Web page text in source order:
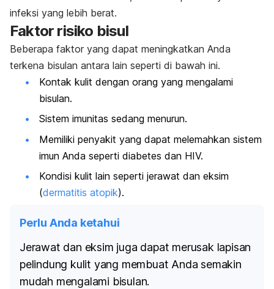
infeksi yang lebih berat.
Faktor risiko bisul
Beberapa faktor yang dapat meningkatkan Anda
terkena bisulan antara lain seperti di bawah ini.
Kontak kulit dengan orang yang mengalami
bisulan.
Sistem imunitas sedang menurun.
Memiliki penyakit yang dapat melemahkan sistem
imun Anda seperti diabetes dan HIV.
Kondisi kulit lain seperti jerawat dan eksim
(dermatitis atopik).
Perlu Anda ketahui
Jerawat dan eksim juga dapat merusak lapisan
pelindung kulit yang membuat Anda semakin
mudah mengalami bisulan.